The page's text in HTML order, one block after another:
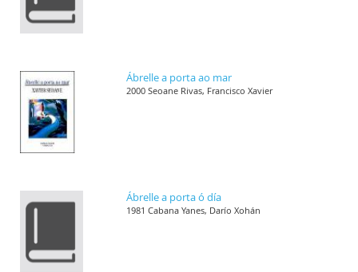
Ábrelle a porta ao mar
2000 Seoane Rivas, Francisco Xavier
Ábrelle a porta ó día
1981 Cabana Yanes, Darío Xohán